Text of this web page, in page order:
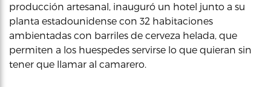
producción artesanal, inauguró un hotel junto a su
planta estadounidense con 32 habitaciones
ambientadas con barriles de cerveza helada, que
permiten a los huespedes servirse lo que quieran sin
tener que llamar al camarero.